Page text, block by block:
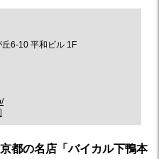
6-10 平和ビル 1F
都の名店「バイカル下鴨本